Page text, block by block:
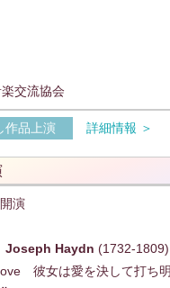
交流協会
作品上演 詳細情報 ＞
演
Joseph Haydn (1732-1809)
は愛を決して打ち明